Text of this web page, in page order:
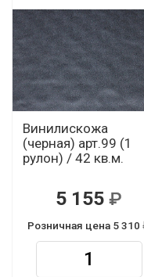
Винилискожа
(черная) арт.99 (1
рулон) / 42 кв.м.
5 155
Розничная цена 5 310